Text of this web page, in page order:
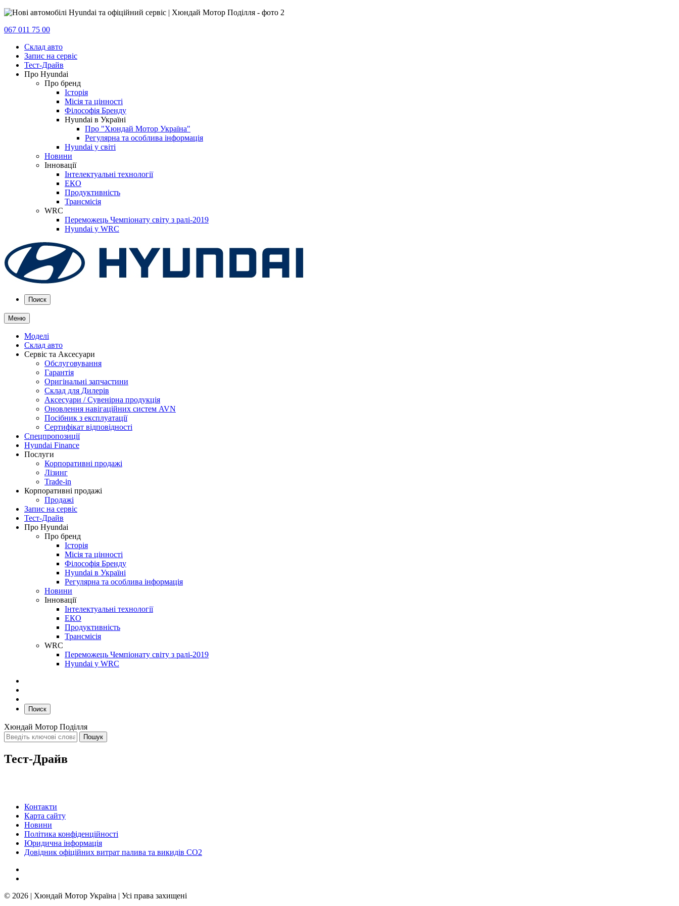
067 011 75 00
Склад авто
Запис на сервіс
Тест-Драйв
Про Hyundai
Про бренд
Історія
Місія та цінності
Філософія Бренду
Hyundai в Україні
Про "Хюндай Мотор Україна"
Регулярна та особлива інформація
Hyundai у світі
Новини
Інновації
Інтелектуальні технології
ЕКО
Продуктивність
Трансмісія
WRC
Переможець Чемпіонату світу з ралі-2019
Hyundai у WRC
Поиск
Меню
Моделі
Склад авто
Сервіс та Аксесуари
Обслуговування
Гарантія
Оригінальні запчастини
Склад для Дилерів
Аксесуари / Сувенірна продукція
Оновлення навігаційних систем AVN
Посібник з експлуатації
Сертифікат відповідності
Спецпропозиції
Hyundai Finance
Послуги
Корпоративні продажі
Лізинг
Trade-in
Корпоративні продажі
Продажі
Запис на сервіс
Тест-Драйв
Про Hyundai
Про бренд
Історія
Місія та цінності
Філософія Бренду
Hyundai в Україні
Регулярна та особлива інформація
Новини
Інновації
Інтелектуальні технології
ЕКО
Продуктивність
Трансмісія
WRC
Переможець Чемпіонату світу з ралі-2019
Hyundai у WRC
Поиск
Хюндай Мотор Поділля
Тест-Драйв
Контакти
Карта сайту
Новини
Політика конфіденційності
Юридична інформація
Довідник офіційних витрат палива та викидів СО2
© 2026 | Хюндай Мотор Україна | Усі права захищені